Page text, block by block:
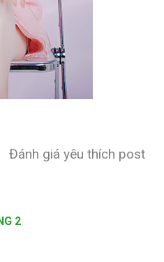
Đánh giá yêu thích post
2